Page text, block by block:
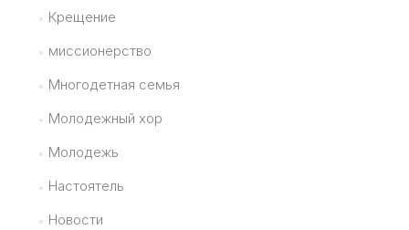
Крещение
миссионерство
Многодетная семья
Молодежный хор
Молодежь
Настоятель
Новости